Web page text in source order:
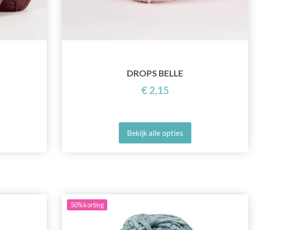
DROPS BELLE
€ 2,15
Bekijk alle opties
50%korting